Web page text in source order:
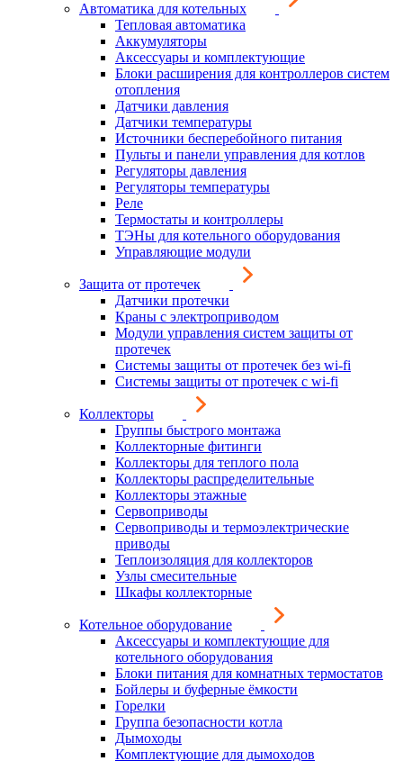
Автоматика для котельных
Тепловая автоматика
Аккумуляторы
Аксессуары и комплектующие
Блоки расширения для контроллеров систем
отопления
Датчики давления
Датчики температуры
Источники бесперебойного питания
Пульты и панели управления для котлов
Регуляторы давления
Регуляторы температуры
Реле
Термостаты и контроллеры
ТЭНы для котельного оборудования
Управляющие модули
Защита от протечек
Датчики протечки
Краны с электроприводом
Модули управления систем защиты от
протечек
Системы защиты от протечек без wi-fi
Системы защиты от протечек с wi-fi
Коллекторы
Группы быстрого монтажа
Коллекторные фитинги
Коллекторы для теплого пола
Коллекторы распределительные
Коллекторы этажные
Сервоприводы
Сервоприводы и термоэлектрические
приводы
Теплоизоляция для коллекторов
Узлы смесительные
Шкафы коллекторные
Котельное оборудование
Аксессуары и комплектующие для
котельного оборудования
Блоки питания для комнатных термостатов
Бойлеры и буферные ёмкости
Горелки
Группа безопасности котла
Дымоходы
Комплектующие для дымоходов